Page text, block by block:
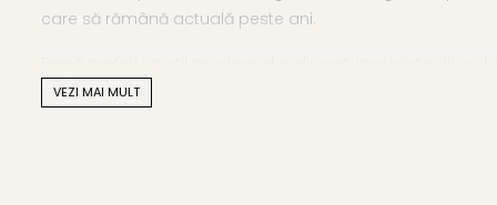
care să rămână actuală peste ani.
Caracteristici tehnice
VEZI MAI MULT